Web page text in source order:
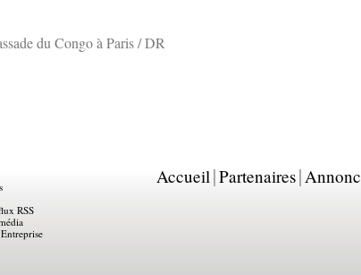
du Congo à Paris / DR
Accueil Partenaires
RSS